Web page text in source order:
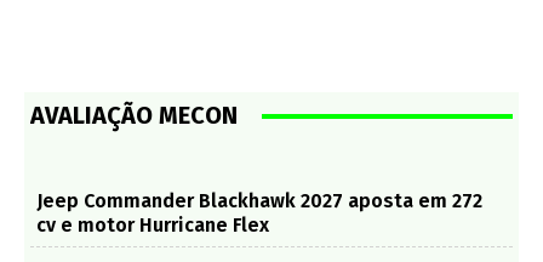
AVALIAÇÃO MECON
Jeep Commander Blackhawk 2027 aposta em 272
cv e motor Hurricane Flex